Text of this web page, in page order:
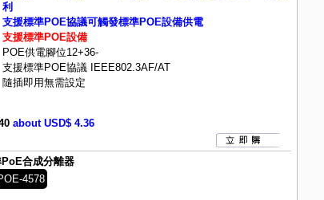
利
支援標準POE協議可觸發標準POE設備供電
支援標準POE設備
POE供電腳位12+36-
支援標準POE協議 IEEE802.3AF/AT
隨插即用無需設定
about USD$ 4.36
合成分離器
4578